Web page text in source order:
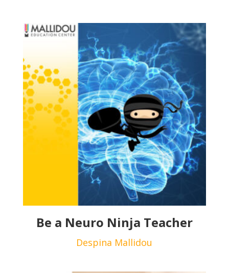
Be a Neuro Ninja Teacher
Despina Mallidou